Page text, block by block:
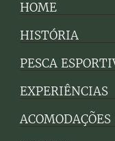
HOME
HISTÓRIA
PESCA
EXPERIÊNCIAS
ACOMODAÇÕES